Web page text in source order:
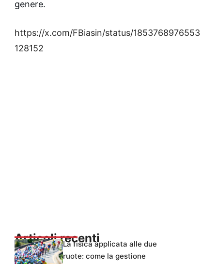
genere.
https://x.com/FBiasin/status/1853768976553
128152
Articoli recentiLa fisica applicata alle due
ruote: come la gestione